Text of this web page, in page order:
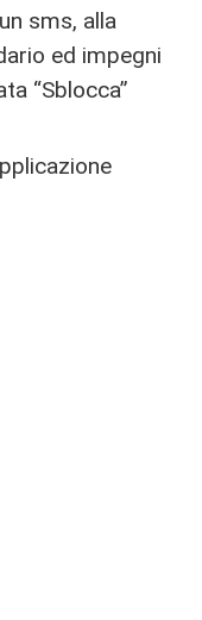
sms, alla
ed impegni
“Sblocca”